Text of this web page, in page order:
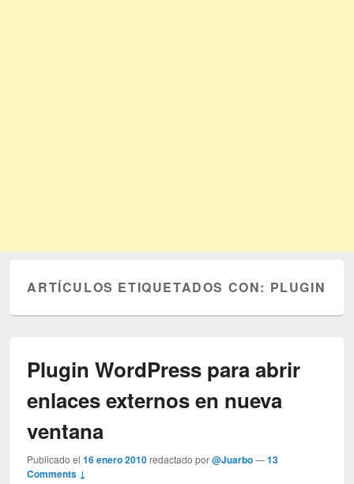
ARTÍCULOS ETIQUETADOS CON: PLUGIN
Plugin WordPress para abrir
enlaces externos en nueva
ventana
Publicado el16 enero 2010 redactado por@Juarbo —13
Comments ↓